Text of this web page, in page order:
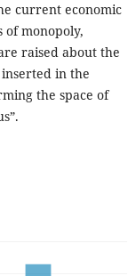
current economic
of monopoly,
raised about the
in the
the space of